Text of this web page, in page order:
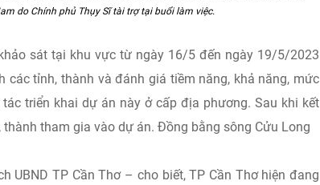
do Chính phủ Thụy Sĩ tài trợ tại buổi làm việc.
sát tại khu vực từ ngày 16/5 đến ngày 19/5/2023
tỉnh, thành và đánh giá tiềm năng, khả năng, mức
triển khai dự án này ở cấp địa phương. Sau khi kết
tham gia vào dự án. Đồng bằng sông Cửu Long
UBND TP Cần Thơ – cho biết, TP Cần Thơ hiện đang